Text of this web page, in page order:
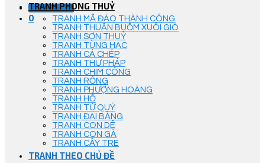
Góc Tư Vấn
0
TRANH PHONG THUỶ
TRANH MÃ ĐÁO THÀNH CÔNG
TRANH THUẬN BUỒM XUÔI GIÓ
TRANH SƠN THUỶ
TRANH TÙNG HẠC
TRANH CÁ CHÉP
TRANH THƯ PHÁP
TRANH CHIM CÔNG
TRANH RỒNG
TRANH PHƯỢNG HOÀNG
TRANH HỔ
TRANH TỨ QUÝ
TRANH ĐẠI BÀNG
TRANH CON DÊ
TRANH CON GÀ
TRANH CÂY TRE
TRANH THEO CHỦ ĐỀ